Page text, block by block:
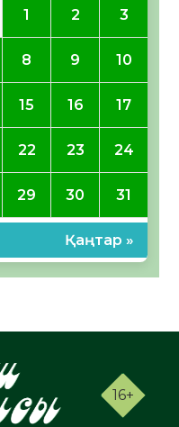
1 2 3
8 9 10
15 16 17
22 23 24
29 30 31
Қаңтар »
16+